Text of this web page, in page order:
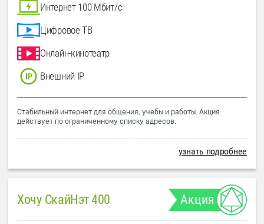
Интернет 100 Мбит/с
Цифровое ТВ
Онлайн-кинотеатр
Внешний IP
Стабильный интернет для общения, учебы и работы. Акция
действует по ограниченному списку адресов.
узнать подробнее
Хочу СкайНэт 400 Акция